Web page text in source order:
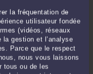
la fréquentation de
utilisateur fondée
(vidéos, réseaux
gestion et l’analyse
Parce que le respect
nous vous laissons
tous ou de les
CRITIQUER EN
LORS D'UNE
pour avoir, au cours d’une
la société, critiqué